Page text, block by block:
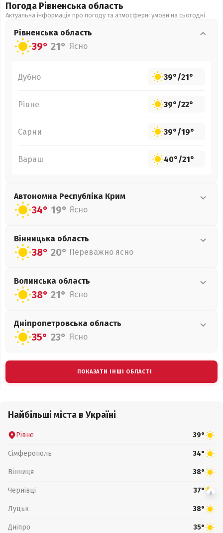
Погода Рівненська область
Актуальна інформація про погоду та атмосферні умови на сьогодні
Рівненська область
39° 21° Ясно
Дубно 39°/21°
Рівне 39°/22°
Сарни 39°/19°
Вараш 40°/21°
Автономна Республіка Крим
34° 19° Ясно
Вінницька область
38° 20° Переважно ясно
Волинська область
38° 21° Ясно
Дніпропетровська область
35° 23° Ясно
ПОКАЗАТИ ІНШІ ОБЛАСТІ
Найбільші міста в Україні
Рівне 39°
Сімферополь 34°
Вінниця 38°
Чернівці 37°
Луцьк 38°
Дніпро 35°